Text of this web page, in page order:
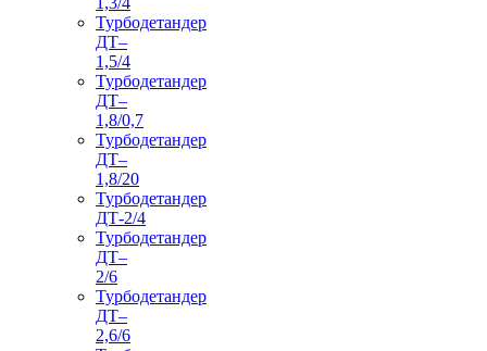
Турбодетандер
ДТ–
1,5/4
Турбодетандер
ДТ–
1,8/0,7
Турбодетандер
ДТ–
1,8/20
Турбодетандер
ДТ-2/4
Турбодетандер
ДТ–
2/6
Турбодетандер
ДТ–
2,6/6